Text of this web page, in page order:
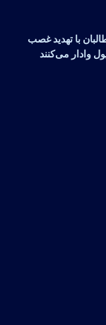
با تهدید غصب
وادار می‌کنند